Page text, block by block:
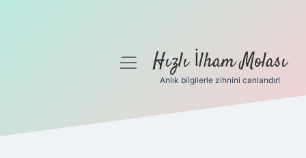
Gizlilik Politikası
menüyüHızlı İlham Molası
Anlık bilgilerle zihnini canlandır!